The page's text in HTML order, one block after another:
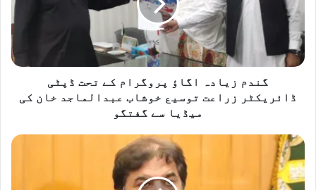
ا
د
ہ
پ
و
گ
گندم زیادہ اگاؤ پروگرام کے تحت ڈپٹی
ڈائریکٹر زراعت توسیع خوشاب عبدالماجد خان کی
میڈیا سے گفتگو
پ
ا
ک
س